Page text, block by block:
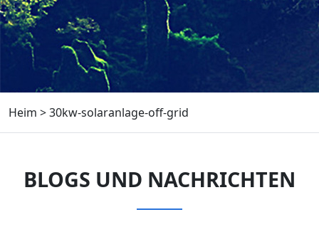
Heim >30kw-solaranlage-off-grid
BLOGS UND NACHRICHTEN